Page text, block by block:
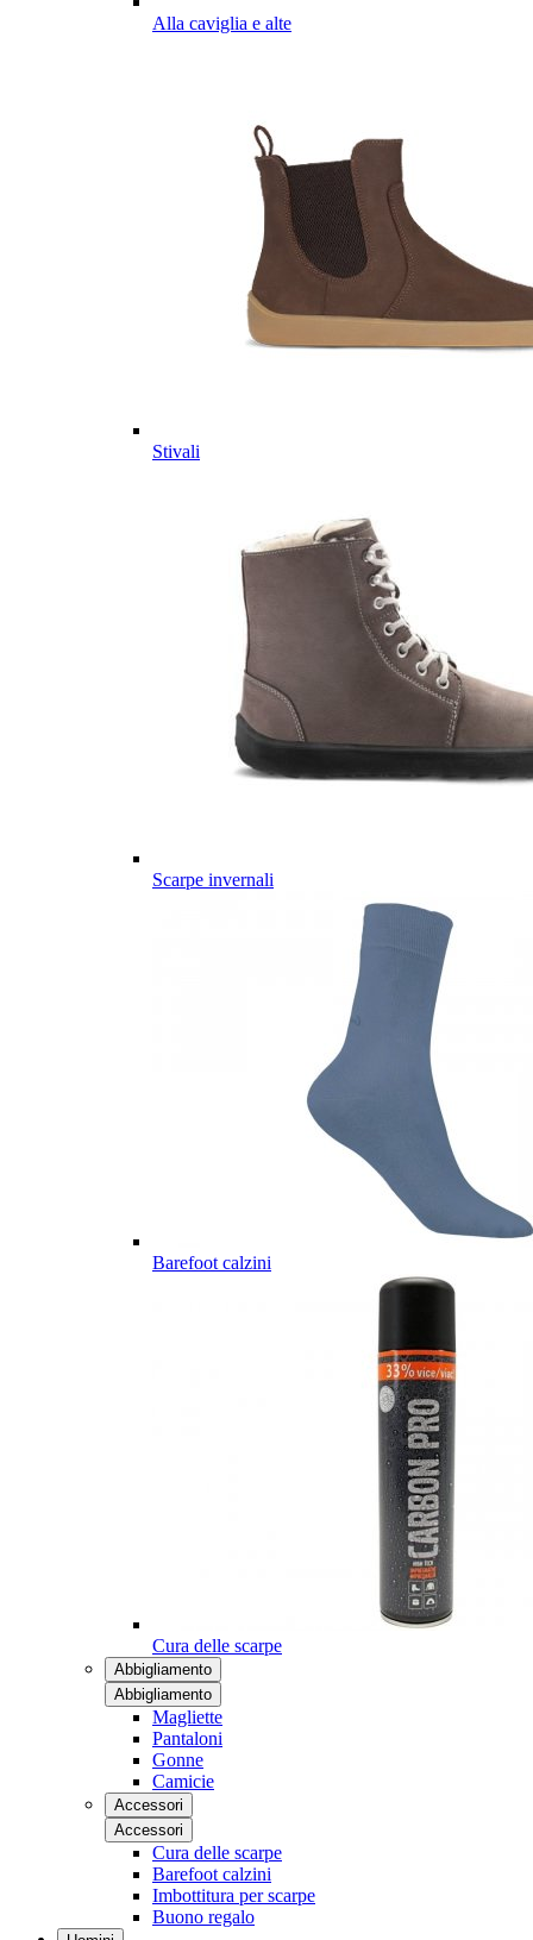
Alla caviglia e alte
Stivali
Scarpe invernali
Barefoot calzini
Cura delle scarpe
Abbigliamento
Abbigliamento
Magliette
Pantaloni
Gonne
Camicie
Accessori
Accessori
Cura delle scarpe
Barefoot calzini
Imbottitura per scarpe
Buono regalo